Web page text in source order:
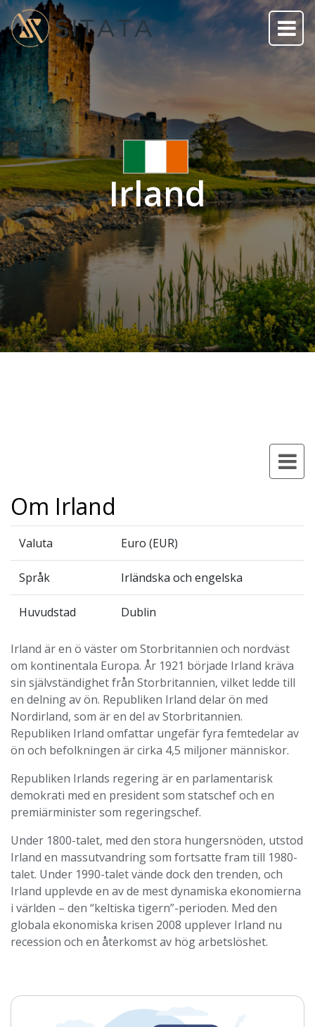
Irland
Om Irland
Valuta Euro (EUR)
Språk Irländska och engelska
Huvudstad Dublin
Irland är en ö väster om Storbritannien och nordväst
om kontinentala Europa. År 1921 började Irland kräva
sin självständighet från Storbritannien, vilket ledde till
en delning av ön. Republiken Irland delar ön med
Nordirland, som är en del av Storbritannien.
Republiken Irland omfattar ungefär fyra femtedelar av
ön och befolkningen är cirka 4,5 miljoner människor.
Republiken Irlands regering är en parlamentarisk
demokrati med en president som statschef och en
premiärminister som regeringschef.
Under 1800-talet, med den stora hungersnöden, utstod
Irland en massutvandring som fortsatte fram till 1980-
talet. Under 1990-talet vände dock den trenden, och
Irland upplevde en av de mest dynamiska ekonomierna
i världen – den “keltiska tigern”-perioden. Med den
globala ekonomiska krisen 2008 upplever Irland nu
recession och en återkomst av hög arbetslöshet.